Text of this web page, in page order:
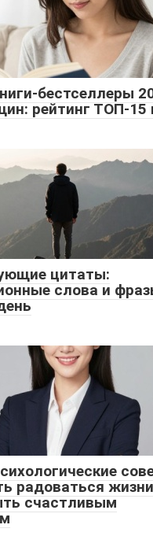
бестселлеры
рейтинг ТОП-15
цитаты:
слова и
радоваться
счастливым